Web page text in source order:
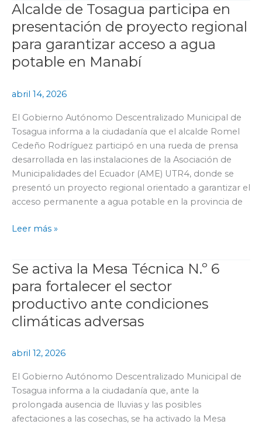
Alcalde de Tosagua participa en
presentación de proyecto regional
para garantizar acceso a agua
potable en Manabí
abril 14, 2026
El Gobierno Autónomo Descentralizado Municipal de
Tosagua informa a la ciudadanía que el alcalde Romel
Cedeño Rodríguez participó en una rueda de prensa
desarrollada en las instalaciones de la Asociación de
Municipalidades del Ecuador (AME) UTR4, donde se
presentó un proyecto regional orientado a garantizar el
acceso permanente a agua potable en la provincia de
Alcalde
Tosagua
participa
en
de
regional
para
garantizar
acceso
a
agua
potable
Manabí
Leer más »
Se activa la Mesa Técnica N.º 6
para fortalecer el sector
productivo ante condiciones
climáticas adversas
abril 12, 2026
El Gobierno Autónomo Descentralizado Municipal de
Tosagua informa a la ciudadanía que, ante la
prolongada ausencia de lluvias y las posibles
afectaciones a las cosechas, se ha activado la Mesa
Se
la
Mesa
Técnica
6
fortalecer
el
sector
productivo